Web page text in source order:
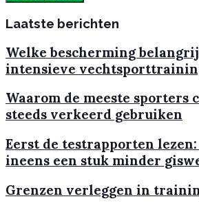
Laatste berichten
Welke bescherming
intensieve
Waarom de meeste sporters
steeds verkeerd gebruiken
Eerst de testrapporten lezen:
ineens een stuk minder
Grenzen verleggen in